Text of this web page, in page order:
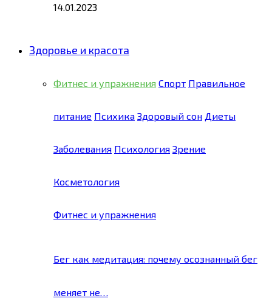
14.01.2023
Здоровье и красота
Фитнес и упражнения Спорт Правильное
питание Психика Здоровый сон Диеты
Заболевания Психология Зрение
Косметология
Фитнес и упражнения
Бег как медитация: почему осознанный бег
меняет не…